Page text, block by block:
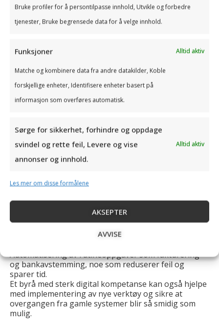
Bruke profiler for å persontilpasse innhold, Utvikle og forbedre
tjenester, Bruke begrensede data for å velge innhold.
Funksjoner Alltid aktiv
Matche og kombinere data fra andre datakilder, Koble
forskjellige enheter, Identifisere enheter basert på
informasjon som overføres automatisk.
Sørge for sikkerhet, forhindre og oppdage
svindel og rette feil, Levere og vise
annonser og innhold.
Alltid aktiv
Les mer om disse formålene
AKSEPTER
AVVISE
viktig at regnskap firma har transparent og
rettferdig prising. Du bør vite nøyaktig hva du
betaler for, og hvordan faktureringen skjer.
tilbyr «betal kun for det du trenger»-løsninger,
hvor du slipper å betale for tjenester som ikke er
relevante for din virksomhet. Å velge et byrå med
klare og rettferdige priser reduserer risikoen for
ubehagelige overraskelser og sikrer at du får verdi
for pengene.
5. Digital kompetanse
I dagens digitale næringsliv er det essensielt at ditt
regnskapsbyrå kan tilby moderne, skybaserte
løsninger. Skybaserte systemer gir deg:
Enkel tilgang til regnskap og rapporter uansett hvor
du er.
Automatisering av rutineoppgaver som fakturering
og bankavstemming, noe som reduserer feil og
sparer tid.
Et byrå med sterk digital kompetanse kan også hjelpe
med implementering av nye verktøy og sikre at
overgangen fra gamle systemer blir så smidig som
mulig.